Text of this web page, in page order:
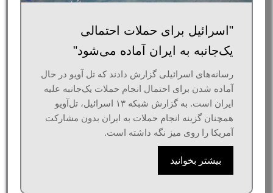
"اسرائیل برای حملات احتمالی
یک‌جانبه به ایران آماده می‌شود"
رسانه‌های اسرائیلی گزارش دادند که تل آویو در حال
آماده شدن برای احتمال انجام حملات یک‌جانبه علیه
ایران است. به گزارش شبکه ۱۳ اسرائیل، تل‌آویو
همچنان گزینه انجام حملات به ایران بدون مشارکت
آمریکا را روی میز نگه داشته است.
بیشتر بخوانید